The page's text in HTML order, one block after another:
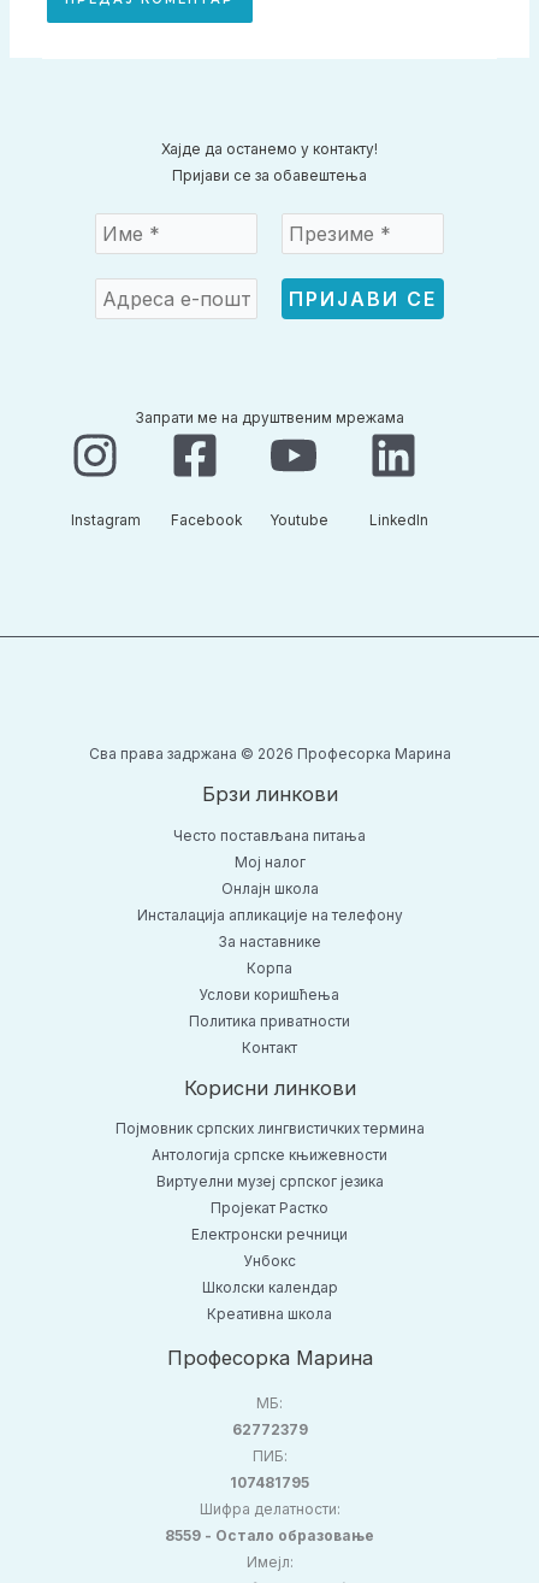
Хајде да останемо у контакту!
Пријави се за обавештења
Запрати ме на друштвеним мрежама
Instagram​ Facebook​ Youtube​ LinkedIn​
Сва права задржана © 2026 Професорка Марина
Брзи линкови
Често постављана питања
Moj налог
Онлајн школа
Инсталација апликације на телефону
За наставнике
Корпа
Услови коришћења
Политика приватности
Контакт
Корисни линкови
Појмовник српских лингвистичких термина
Антологија српске књижевности
Виртуелни музеј српског језика
Пројекат Растко
Електронски речници
Унбокс
Школски календар
Креативна школа
Професорка Марина
МБ:
62772379
ПИБ:
107481795
Шифра делатности:
8559 - Остало образовање
Имејл: